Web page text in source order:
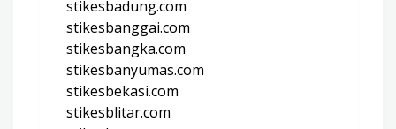
stikesbadung.com
stikesbanggai.com
stikesbangka.com
stikesbanyumas.com
stikesbekasi.com
stikesblitar.com